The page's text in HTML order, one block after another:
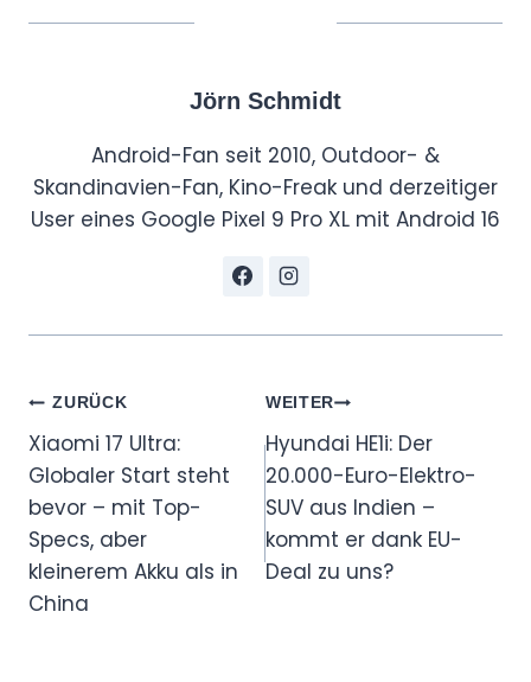
Jörn Schmidt
Android-Fan seit 2010, Outdoor- &
Skandinavien-Fan, Kino-Freak und derzeitiger
User eines Google Pixel 9 Pro XL mit Android 16
Beitragsnavigation
ZURÜCK
Xiaomi 17 Ultra:
Globaler Start steht
bevor – mit Top-
Specs, aber
kleinerem Akku als in
China
WEITER
Hyundai HE1i: Der
20.000-Euro-Elektro-
SUV aus Indien –
kommt er dank EU-
Deal zu uns?